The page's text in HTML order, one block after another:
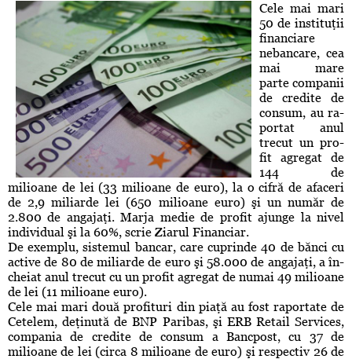
Cele mai mari
50 de instituţii
fi­nan­ciare
nebancare, cea
mai mare
parte com­panii
de credite de
con­sum, au ra­
portat anul
trecut un pro­
fit agregat de
144 de
milioane de lei (33 milioane de euro), la o cifră de afa­ceri
de 2,9 miliarde lei (650 milioane euro) şi un nu­măr de
2.800 de an­gajaţi. Marja medie de pro­fit ajun­ge la ni­vel
indivi­dual şi la 60%, scrie Ziarul Financiar.
De exemplu, sis­temul bancar, care cuprinde 40 de bănci cu
active de 80 de miliarde de euro şi 58.000 de an­gajaţi, a în­
cheiat anul trecut cu un profit agregat de numai 49 milioane
de lei (11 milioane euro).
Cele mai mari două profituri din piaţă au fost raportate de
Cetelem, de­ţinută de BNP Paribas, şi ERB Retail Services,
compania de credite de consum a Bancpost, cu 37 de
milioane de lei (circa 8 milioane de euro) şi respectiv 26 de